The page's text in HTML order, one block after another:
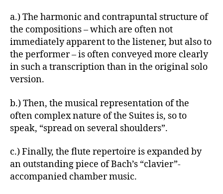
a.) The harmonic and contrapuntal structure of
the compositions – which are often not
immediately apparent to the listener, but also to
the performer – is often conveyed more clearly
in such a transcription than in the original solo
version.
b.) Then, the musical representation of the
often complex nature of the Suites is, so to
speak, “spread on several shoulders”.
c.) Finally, the flute repertoire is expanded by
an outstanding piece of Bach’s “clavier”-
accompanied chamber music.